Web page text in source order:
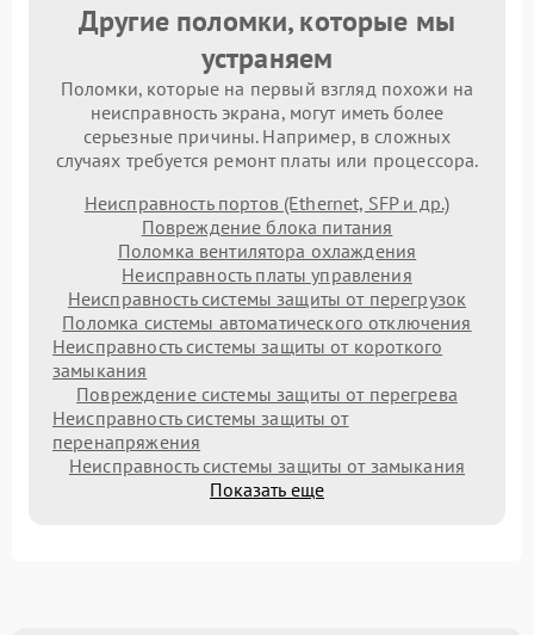
Другие поломки, которые мы
устраняем
Поломки, которые на первый взгляд похожи на
неисправность экрана, могут иметь более
серьезные причины. Например, в сложных
случаях требуется ремонт платы или процессора.
Неисправность портов (Ethernet, SFP и др.)
Повреждение блока питания
Поломка вентилятора охлаждения
Неисправность платы управления
Неисправность системы защиты от перегрузок
Поломка системы автоматического отключения
Неисправность системы защиты от короткого
замыкания
Повреждение системы защиты от перегрева
Неисправность системы защиты от
перенапряжения
Неисправность системы защиты от замыкания
Показать еще